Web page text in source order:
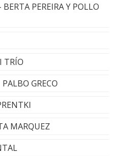
PEREIRA Y POLLO
TRÍO
GRECO
MARQUEZ